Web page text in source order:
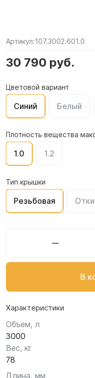
Артикул:107.3002.601.0
30 790 руб.
Цветовой вариант
Синий Белый
Плотность вещества
1.0 1.2
Тип крышки
Резьбовая
В
Характеристики
Объем, л
3000
Вес, кг
78
Длина, мм